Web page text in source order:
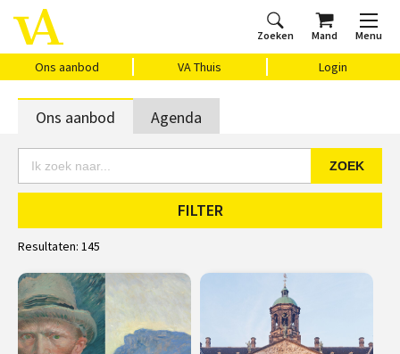
Zoeken Mand Menu
Ons aanbod VA Thuis Login
Home
Ons aanbod
Agenda
VAthuis
Over ons
Vragen?
Cadeaubon
Ons aanbod Agenda
ZOEK
FILTER
Resultaten: 145